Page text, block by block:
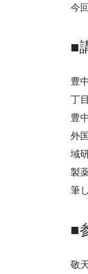
今
■
豊
丁
豊
外
域
製
筆
■
敬